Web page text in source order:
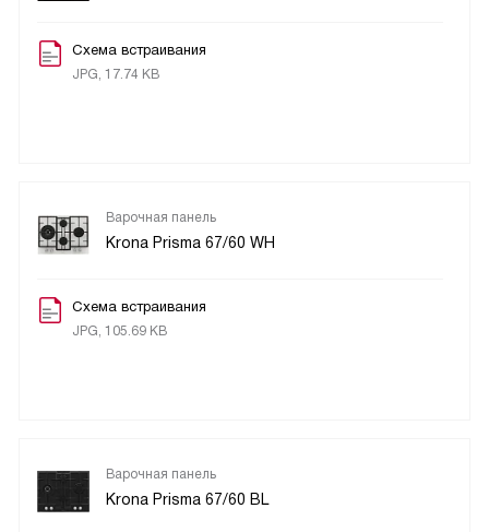
Схема встраивания
JPG, 17.74 KB
Варочная панель
Krona Prisma 67/60 WH
Схема встраивания
JPG, 105.69 KB
Варочная панель
Krona Prisma 67/60 BL